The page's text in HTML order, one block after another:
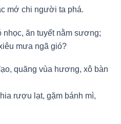
mớ chi người ta phá.
nhọc, ăn tuyết nằm sương;
mưa ngã gió?
quăng vùa hương, xô bàn
rượu lạt, gặm bánh mì,